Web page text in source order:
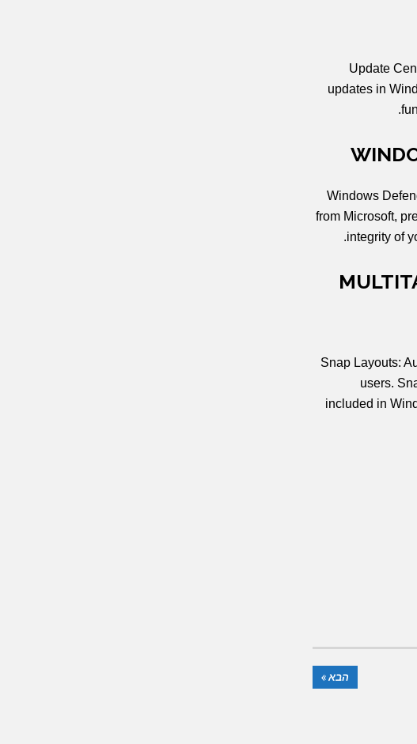
Update
updates in
Windows
from Microsoft,
integrity of
Snap Layouts:
users.
included in
הבא »